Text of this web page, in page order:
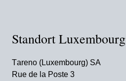
Standort Luxem­bourg
Tareno (Luxem­bourg) SA
Rue de la Poste 3